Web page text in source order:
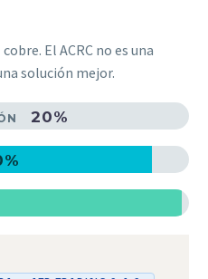
El ACRC no es una
solución mejor.
20%